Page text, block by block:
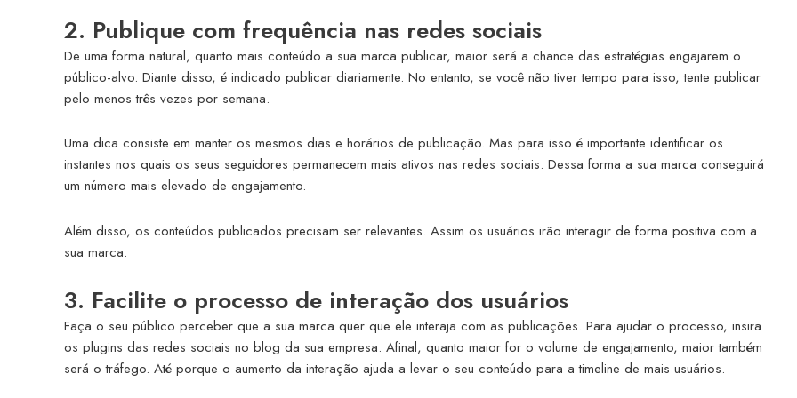
2. Publique com frequência nas redes sociais
De uma forma natural, quanto mais conteúdo a sua marca publicar, maior será a chance das estratégias engajarem o
público-alvo. Diante disso, é indicado publicar diariamente. No entanto, se você não tiver tempo para isso, tente publicar
pelo menos três vezes por semana.
Uma dica consiste em manter os mesmos dias e horários de publicação. Mas para isso é importante identificar os
instantes nos quais os seus seguidores permanecem mais ativos nas redes sociais. Dessa forma a sua marca conseguirá
um número mais elevado de engajamento.
Além disso, os conteúdos publicados precisam ser relevantes. Assim os usuários irão interagir de forma positiva com a
sua marca.
3. Facilite o processo de interação dos usuários
Faça o seu público perceber que a sua marca quer que ele interaja com as publicações. Para ajudar o processo, insira
os plugins das redes sociais no blog da sua empresa. Afinal, quanto maior for o volume de engajamento, maior também
será o tráfego. Até porque o aumento da interação ajuda a levar o seu conteúdo para a timeline de mais usuários.